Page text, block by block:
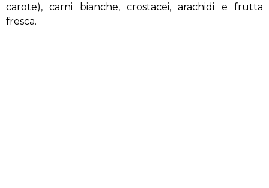
carote), carni bianche, crostacei, arachidi e frutta
fresca.